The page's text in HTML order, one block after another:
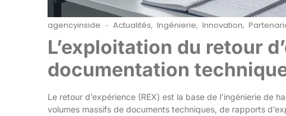
agencyinside - Actualités, Ingénierie, Innovation,
L’exploitation du retour
documentation
Le retour d’expérience (REX) est la base de l’ingénierie de
volumes massifs de documents techniques, de rapports